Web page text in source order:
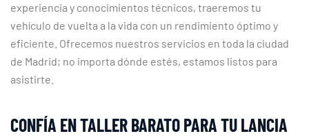
experiencia y conocimientos técnicos, traeremos tu
vehículo de vuelta a la vida con un rendimiento óptimo y
eficiente. Ofrecemos nuestros servicios en toda la ciudad
de Madrid; no importa dónde estés, estamos listos para
asistirte.
CONFÍA EN TALLER BARATO PARA TU LANCIA